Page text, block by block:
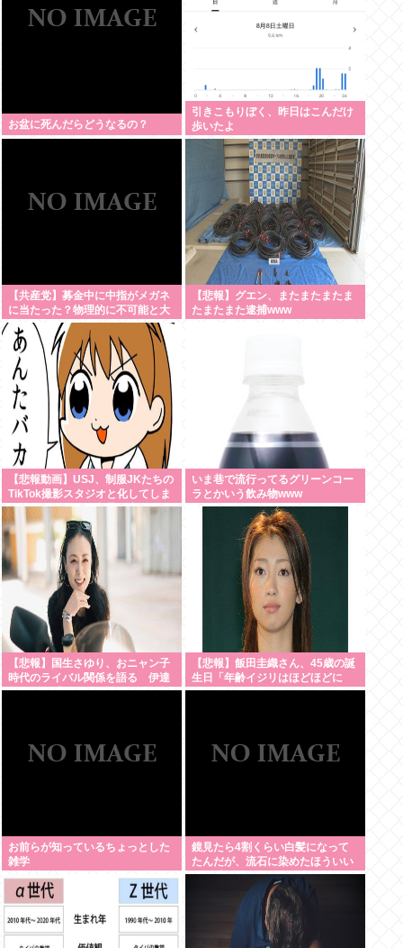
お盆に死んだらどうなるの？
引きこもりぼく、昨日はこんだけ
歩いたよ
【共産党】募金中に中指がメガネ
に当たった？物理的に不可能と大
爆笑
【悲報】グエン、またまたまたま
たまたまた逮捕www
【悲報動画】USJ、制服JKたちの
TikTok撮影スタジオと化してしま
いシュールすぎる光景が広がるｗ
ｗｗ 【Pickup08083030】
いま巷で流行ってるグリーンコー
ラとかいう飲み物www
【悲報】国生さゆり、おニャン子
時代のライバル関係を語る 伊達
みきおが「たとえば誰です？」と
【悲報】飯田圭織さん、45歳の誕
生日「年齢イジリはほどほどに
ね」
お前らが知っているちょっとした
雑学
鏡見たら4割くらい白髪になって
たんだが、流石に染めたほういい
の ？半分おじいちゃんでドン引き